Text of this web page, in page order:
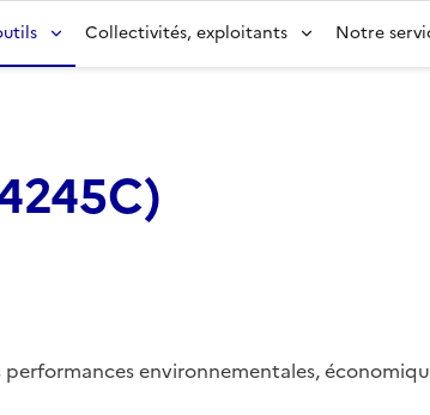
Collectivités, exploitants Notre
)
environnementales,